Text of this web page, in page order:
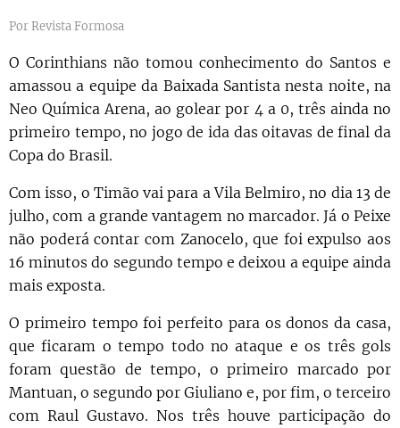
Por Revista Formosa
O Corinthians não tomou conhecimento do Santos e
amassou a equipe da Baixada Santista nesta noite, na
Neo Química Arena, ao golear por 4 a 0, três ainda no
primeiro tempo, no jogo de ida das oitavas de final da
Copa do Brasil.
Com isso, o Timão vai para a Vila Belmiro, no dia 13 de
julho, com a grande vantagem no marcador. Já o Peixe
não poderá contar com Zanocelo, que foi expulso aos
16 minutos do segundo tempo e deixou a equipe ainda
mais exposta.
O primeiro tempo foi perfeito para os donos da casa,
que ficaram o tempo todo no ataque e os três gols
foram questão de tempo, o primeiro marcado por
Mantuan, o segundo por Giuliano e, por fim, o terceiro
com Raul Gustavo. Nos três houve participação do